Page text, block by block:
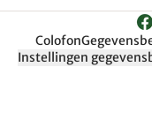
Colofon
Instellingen